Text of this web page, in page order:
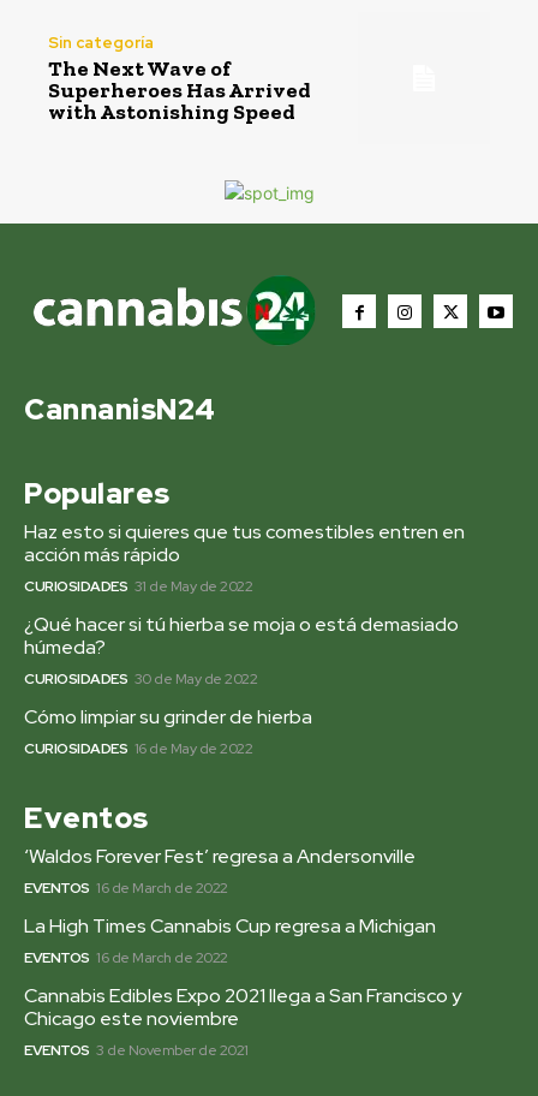
Sin categoría
The Next Wave of
Superheroes Has Arrived
with Astonishing Speed
CannanisN24
Populares
Haz esto si quieres que tus comestibles entren en
acción más rápido
CURIOSIDADES 31 de May de 2022
¿Qué hacer si tú hierba se moja o está demasiado
húmeda?
CURIOSIDADES 30 de May de 2022
Cómo limpiar su grinder de hierba
CURIOSIDADES 16 de May de 2022
Eventos
‘Waldos Forever Fest’ regresa a Andersonville
EVENTOS 16 de March de 2022
La High Times Cannabis Cup regresa a Michigan
EVENTOS 16 de March de 2022
Cannabis Edibles Expo 2021 llega a San Francisco y
Chicago este noviembre
EVENTOS 3 de November de 2021